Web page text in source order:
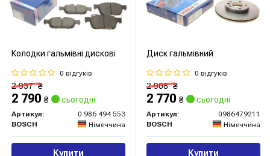
Колодки гальмівні дискові
0 відгуків
2 937₴
2 790 ₴ сьогодні
Артикул:
0 986 494 553
BOSCH
Німеччина
Купити
Диск гальмівний
0 відгуків
2 908₴
2 770 ₴ сьогодні
Артикул:
0986479211
BOSCH
Німеччина
Купити